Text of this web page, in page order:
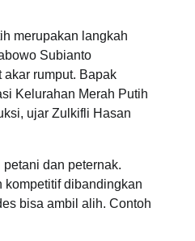
merupakan langkah
Subianto
rumput. Bapak
Kelurahan Merah Putih
ujar Zulkifli Hasan
dan peternak.
kompetitif dibandingkan
bisa ambil alih. Contoh